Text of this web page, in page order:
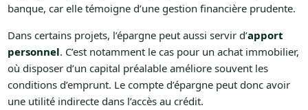
banque, car elle témoigne d’une gestion financière prudente.
Dans certains projets, l’épargne peut aussi servir d’apport
personnel. C’est notamment le cas pour un achat immobilier,
où disposer d’un capital préalable améliore souvent les
conditions d’emprunt. Le compte d’épargne peut donc avoir
une utilité indirecte dans l’accès au crédit.